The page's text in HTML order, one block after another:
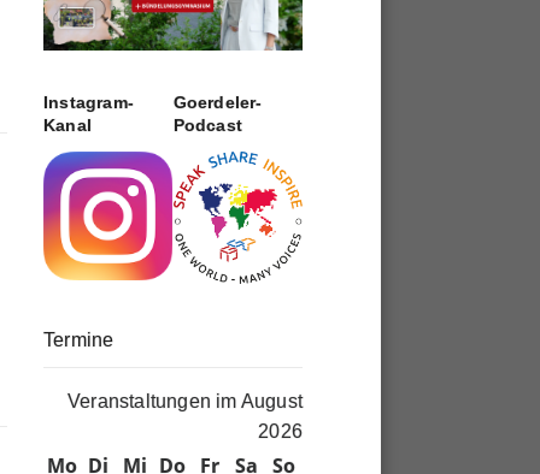
Instagram-
Kanal
Goerdeler-
Podcast
Termine
Veranstaltungen im August
2026
MoMontag
Di Dienstag
Mi Mittwoch
DoDonnerstag
FrFreitag
Sa Samstag
So